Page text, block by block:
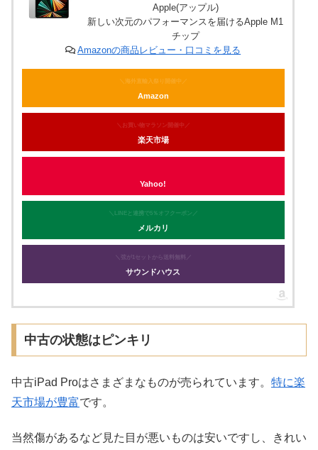
Apple(アップル)
新しい次元のパフォーマンスを届けるApple M1
チップ
Amazonの商品レビュー・口コミを見る
＼海外直輸入祭り開催中／
Amazon
＼お買い物マラソン開催中／
楽天市場
Yahoo!
＼LINEと連携で5％オフクーポン／
メルカリ
＼弦が1セットから送料無料／
サウンドハウス
中古の状態はピンキリ
中古iPad Proはさまざまなものが売られています。 特に楽
天市場が豊富です。
当然傷があるなど見た目が悪いものは安いですし、きれい